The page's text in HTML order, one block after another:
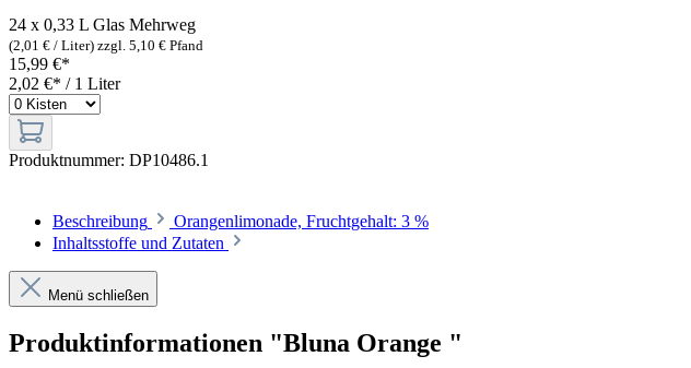
24 x 0,33 L Glas Mehrweg
(2,01 € / Liter) zzgl. 5,10 € Pfand
15,99 €*
2,02 €* / 1 Liter
Produktnummer: DP10486.1
Beschreibung
Orangenlimonade, Fruchtgehalt: 3 %
Inhaltsstoffe und Zutaten
Menü schließen
Produktinformationen "Bluna Orange "